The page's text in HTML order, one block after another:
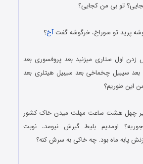
تو بی من کجایی؟
آخ؟
زدن اول ستاری میزنید بعد پروفسوری بعد
سیبیل چخماخی بعد سیبیل هیتلری بعد
این طوریم؟
سفیر چهل هشت ساعت مهلت میدن خاک کشور
اومدیم بلیط گیرش نیومد، نوبت
پابه ماه بود. چه خاکی به سرش کنه؟